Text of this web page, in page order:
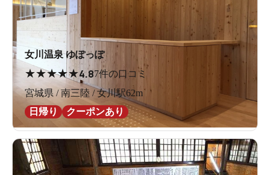
女川温泉 ゆぽっぽ
★★★★★4.87件の口コミ
宮城県 / 南三陸 / 女川駅62m
日帰り
クーポンあり